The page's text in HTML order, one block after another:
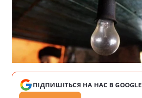
ПІДПИШІТЬСЯ НА НАС В GOOGLE